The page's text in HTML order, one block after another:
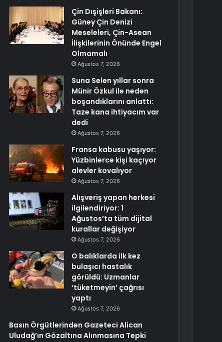
Çin Dışişleri Bakanı:
Güney Çin Denizi
Meseleleri, Çin-Asean
İlişkilerinin Önünde Engel
Olmamalı
Ağustos 7, 2026
Suna Selen yıllar sonra
Münir Özkul ile neden
boşandıklarını anlattı:
Taze kana ihtiyacım var
dedi
Ağustos 7, 2026
Fransa kabusu yaşıyor:
Yüzbinlerce kişi kaçıyor
alevler kovalıyor
Ağustos 7, 2026
Alışveriş yapan herkesi
ilgilendiriyor: 1
Ağustos’ta tüm dijital
kurallar değişiyor
Ağustos 7, 2026
O balıklarda ilk kez
bulaşıcı hastalık
görüldü: Uzmanlar
‘tüketmeyin’ çağrısı
yaptı
Ağustos 7, 2026
Basın Örgütlerinden Gazeteci Alican
Uludağ’ın Gözaltına Alınmasına Tepki